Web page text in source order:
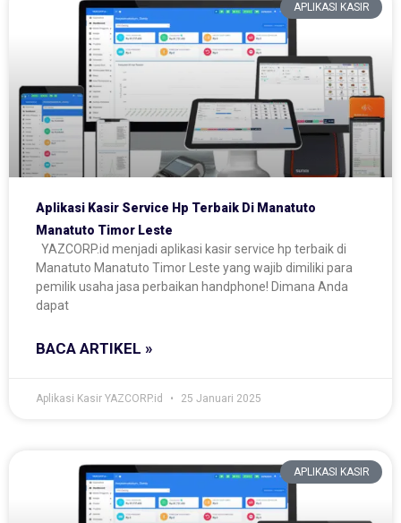
APLIKASI KASIR
Aplikasi Kasir Service Hp Terbaik Di Manatuto
Manatuto Timor Leste
YAZCORP.id menjadi aplikasi kasir service hp terbaik di
Manatuto Manatuto Timor Leste yang wajib dimiliki para
pemilik usaha jasa perbaikan handphone! Dimana Anda
dapat
BACA ARTIKEL »
Aplikasi Kasir YAZCORP.id 25 Januari 2025
APLIKASI KASIR